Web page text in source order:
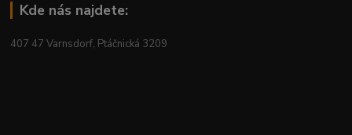
Kde nás najdete:
407 47 Varnsdorf, Ptáčnická 3209